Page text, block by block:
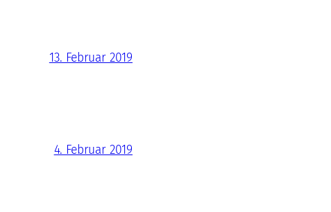
13. Februar 2019
4. Februar 2019